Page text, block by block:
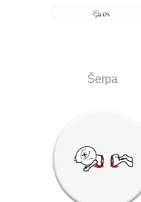
Šerpa